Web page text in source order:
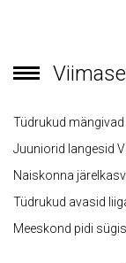
Tüdrukud
Juuniorid langesid
Naiskonna
Tüdrukud avasid
Meeskond pidi